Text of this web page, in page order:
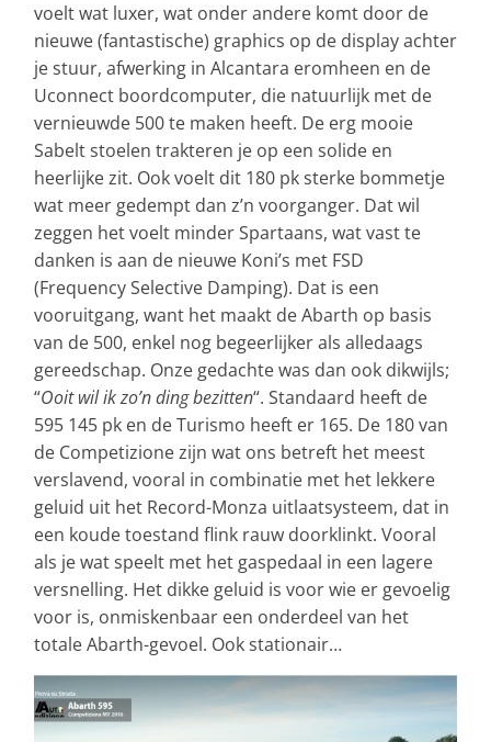
voelt wat luxer, wat onder andere komt door de
nieuwe (fantastische) graphics op de display achter
je stuur, afwerking in Alcantara eromheen en de
Uconnect boordcomputer, die natuurlijk met de
vernieuwde 500 te maken heeft. De erg mooie
Sabelt stoelen trakteren je op een solide en
heerlijke zit. Ook voelt dit 180 pk sterke bommetje
wat meer gedempt dan z’n voorganger. Dat wil
zeggen het voelt minder Spartaans, wat vast te
danken is aan de nieuwe Koni’s met FSD
(Frequency Selective Damping). Dat is een
vooruitgang, want het maakt de Abarth op basis
van de 500, enkel nog begeerlijker als alledaags
gereedschap. Onze gedachte was dan ook dikwijls;
“Ooit wil ik zo’n ding bezitten“. Standaard heeft de
595 145 pk en de Turismo heeft er 165. De 180 van
de Competizione zijn wat ons betreft het meest
verslavend, vooral in combinatie met het lekkere
geluid uit het Record-Monza uitlaatsysteem, dat in
een koude toestand flink rauw doorklinkt. Vooral
als je wat speelt met het gaspedaal in een lagere
versnelling. Het dikke geluid is voor wie er gevoelig
voor is, onmiskenbaar een onderdeel van het
totale Abarth-gevoel. Ook stationair…